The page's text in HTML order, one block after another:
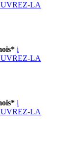
LA
i
LA
i
LA